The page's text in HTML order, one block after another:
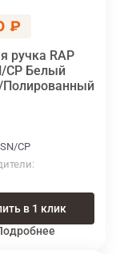
₽
ручка RAP
CP Белый
Полированный
CP
в 1 клик